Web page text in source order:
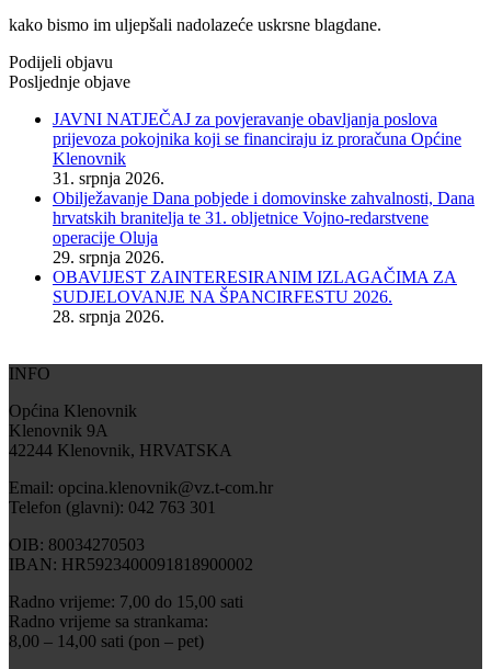
kako bismo im uljepšali nadolazeće uskrsne blagdane.
Podijeli objavu
Posljednje objave
JAVNI NATJEČAJ za povjeravanje obavljanja poslova
prijevoza pokojnika koji se financiraju iz proračuna Općine
Klenovnik
31. srpnja 2026.
Obilježavanje Dana pobjede i domovinske zahvalnosti, Dana
hrvatskih branitelja te 31. obljetnice Vojno-redarstvene
operacije Oluja
29. srpnja 2026.
OBAVIJEST ZAINTERESIRANIM IZLAGAČIMA ZA
SUDJELOVANJE NA ŠPANCIRFESTU 2026.
28. srpnja 2026.
INFO
Općina Klenovnik
Klenovnik 9A
42244 Klenovnik, HRVATSKA
Email: opcina.klenovnik@vz.t-com.hr
Telefon (glavni): 042 763 301
OIB: 80034270503
IBAN: HR5923400091818900002
Radno vrijeme: 7,00 do 15,00 sati
Radno vrijeme sa strankama:
8,00 – 14,00 sati (pon – pet)